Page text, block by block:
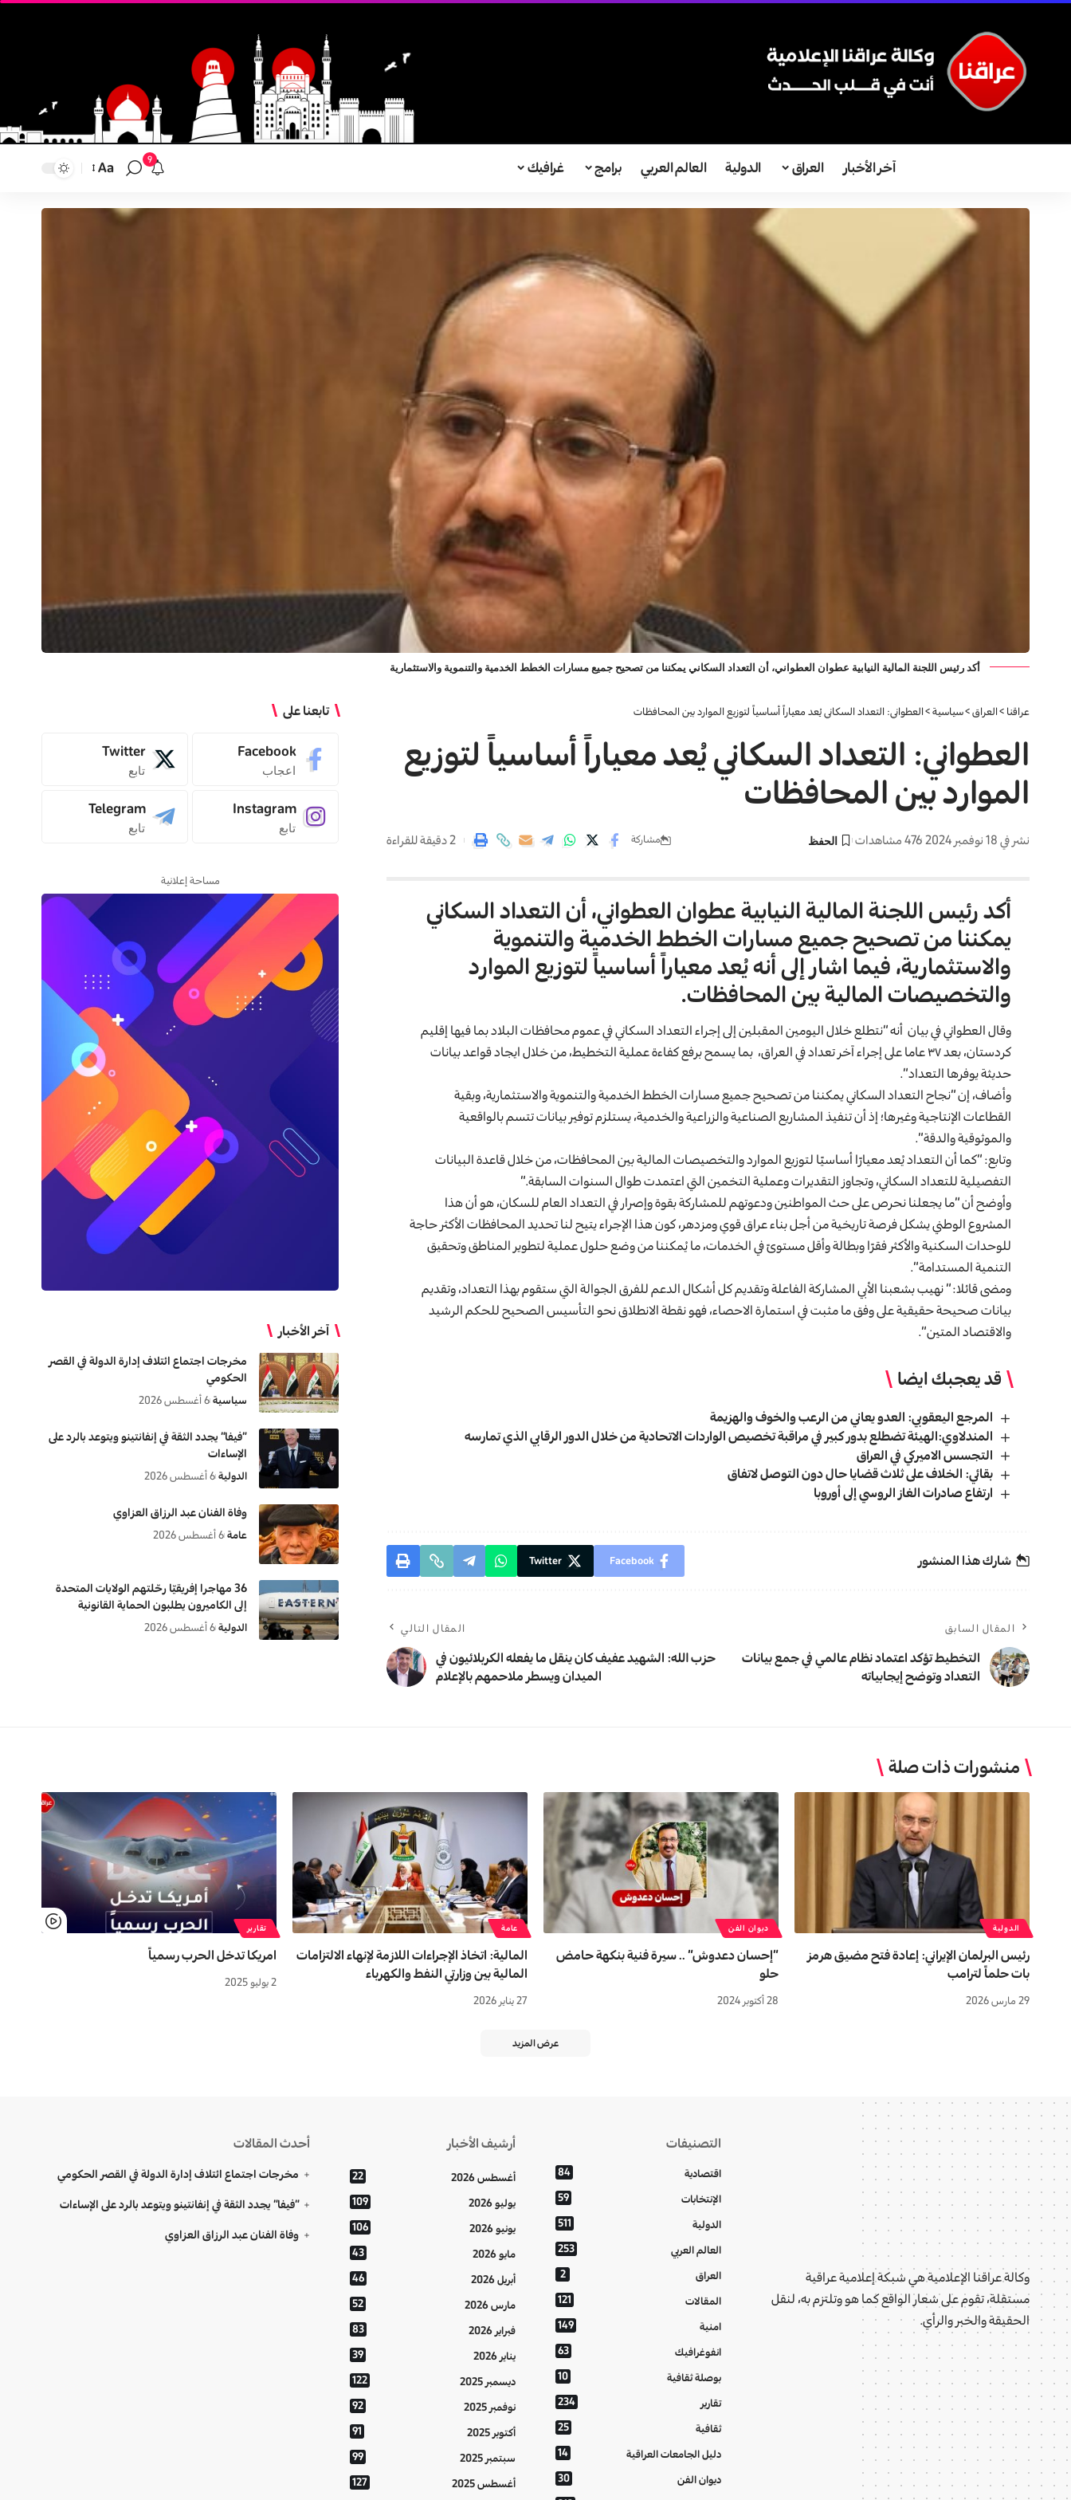
آخر الأخبار العراق الدولية العالم العربي برامج غرافيك 9
تغيير
Aa
أكد رئيس اللجنة المالية النيابية عطوان العطواني، أن التعداد السكاني يمكننا من تصحيح جميع مسارات الخطط الخدمية والتنموية والاستثمارية
عراقنا >العراق>سياسية>العطواني: التعداد السكاني يُعد معياراً أساسياً لتوزيع الموارد بين المحافظات
العطواني: التعداد السكاني يُعد معياراً أساسياً لتوزيع
الموارد بين المحافظات
نشر في 18 نوفمبر 2024 476 مشاهدات مشاركة 2 دقيقة للقراءة
أكد رئيس اللجنة المالية النيابية عطوان العطواني، أن التعداد السكاني
يمكننا من تصحيح جميع مسارات الخطط الخدمية والتنموية
والاستثمارية، فيما اشار إلى أنه يُعد معياراً أساسياً لتوزيع الموارد
والتخصيصات المالية بين المحافظات.
وقال العطواني في بيان أنه “نتطلع خلال اليومين المقبلين إلى إجراء التعداد السكاني في عموم محافظات البلاد بما فيها إقليم
كردستان، بعد ٣٧ عاما على إجراء آخر تعداد في العراق، بما يسمح برفع كفاءة عملية التخطيط، من خلال ايجاد قواعد بيانات
حديثة يوفرها التعداد”.
وأضاف، إن “نجاح التعداد السكاني يمكننا من تصحيح جميع مسارات الخطط الخدمية والتنموية والاستثمارية، وبقية
القطاعات الإنتاجية وغيرها؛ إذ أن تنفيذ المشاريع الصناعية والزراعية والخدمية، يستلزم توفير بيانات تتسم بالواقعية
والموثوقية والدقة”.
وتابع: “كما أن التعداد يُعد معيارًا أساسيًا لتوزيع الموارد والتخصيصات المالية بين المحافظات، من خلال قاعدة البيانات
التفصيلية للتعداد السكاني، وتجاوز التقديرات وعملية التخمين التي اعتمدت طوال السنوات السابقة.”
وأوضح أن “ما يجعلنا نحرص على حث المواطنين ودعوتهم للمشاركة بقوة وإصرار في التعداد العام للسكان، هو أن هذا
المشروع الوطني يشكل فرصة تاريخية من أجل بناء عراق قوي ومزدهر، كون هذا الإجراء يتيح لنا تحديد المحافظات الأكثر حاجة
للوحدات السكنية والأكثر فقرًا وبطالة وأقل مستوىً في الخدمات، ما يُمكننا من وضع حلول عملية لتطوير المناطق وتحقيق
التنمية المستدامة”.
ومضى قائلا: ” نهيب بشعبنا الأبي المشاركة الفاعلة وتقديم كل أشكال الدعم للفرق الجوالة التي ستقوم بهذا التعداد، وتقديم
بيانات صحيحة حقيقية على وفق ما مثبت في استمارة الاحصاء، فهو نقطة الانطلاق نحو التأسيس الصحيح للحكم الرشيد
والاقتصاد المتين”.
قد يعجبك ايضا
المرجع اليعقوبي: العدو يعاني من الرعب والخوف والهزيمة
المندلاوي:الهيئة تضطلع بدور كبير في مراقبة تخصيص الواردات الاتحادية من خلال الدور الرقابي الذي تمارسه
التجسس الاميركي في العراق
بقائي: الخلاف على ثلاث قضايا حال دون التوصل لاتفاق
ارتفاع صادرات الغاز الروسي إلى أوروبا
شارك هذا المنشور Facebook
Twitter
المقال السابق
التخطيط تؤكد اعتماد نظام عالمي في جمع بيانات
التعداد وتوضح إيجابياته
المقال التالي
حزب الله: الشهيد عفيف كان ينقل ما يفعله الكربلائيون في
الميدان ويسطر ملاحمهم بالإعلام
تابعنا على
Facebook
اعجاب
Twitter
تابع
Instagram
تابع
Telegram
تابع
مساحة إعلانية
آخر الأخبار
مخرجات اجتماع ائتلاف إدارة الدولة في القصر
الحكومي
سياسية 6 أغسطس 2026
“فيفا” يجدد الثقة في إنفانتينو ويتوعد بالرد على
الإساءات
الدولية 6 أغسطس 2026
وفاة الفنان عبد الرزاق العزاوي
عامة 6 أغسطس 2026
36 مهاجرا إفريقيّا رحّلتهم الولايات المتحدة
إلى الكاميرون يطلبون الحماية القانونية
الدولية 6 أغسطس 2026
منشورات ذات صلة
الدولية
رئيس البرلمان الإيراني: إعادة فتح مضيق هرمز
بات حلماً لترامب
29 مارس 2026
ديوان الفن
“إحسان دعدوش” .. سيرة فنية بنكهة حامض
حلو
28 أكتوبر 2024
عامة
المالية: اتخاذ الإجراءات اللازمة لإنهاء الالتزامات
المالية بين وزارتي النفط والكهرباء
27 يناير 2026
تقارير
امريكا تدخل الحرب رسمياً
2 يوليو 2025
عرض المزيد
وكالة عراقنا الإعلامية هي شبكة إعلامية عراقية
مستقلة، تقوم على شعار الواقع كما هو وتلتزم به، لنقل
الحقيقة والخبر والرأي.
التصنيفات
اقتصادية 84
الإنتخابات 59
الدولية 511
العالم العربي 253
العراق 2
المقالات 121
امنية 149
انفوغرافيك 63
بوصلة ثقافية 10
تقارير 234
ثقافية 25
دليل الجامعات العراقية 14
ديوان الفن 30
أرشيف الأخبار
أغسطس 2026 22
يوليو 2026 109
يونيو 2026 106
مايو 2026 43
أبريل 2026 46
مارس 2026 52
فبراير 2026 83
يناير 2026 39
ديسمبر 2025 122
نوفمبر 2025 92
أكتوبر 2025 91
سبتمبر 2025 99
أغسطس 2025 127
أحدث المقالات
مخرجات اجتماع ائتلاف إدارة الدولة في القصر الحكومي
“فيفا” يجدد الثقة في إنفانتينو ويتوعد بالرد على الإساءات
وفاة الفنان عبد الرزاق العزاوي